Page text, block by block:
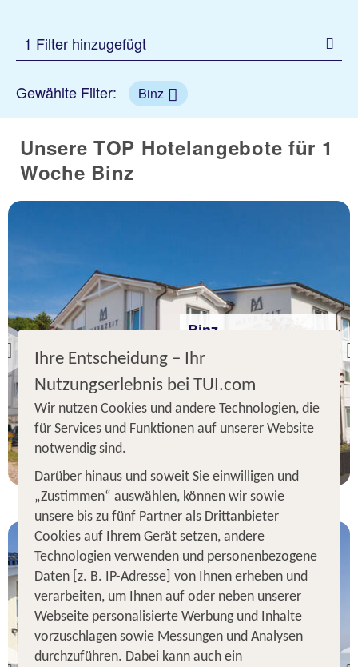
1 Filter hinzugefügt
Gewählte Filter: Binz
Unsere TOP Hotelangebote für 1
Woche Binz
Previous
Binz
100 % Weiterempfehlung
7 Nächte, ÜF, DZ
statt
343 €
Binz
Dorint Strandhotel Binz
Ihre Entscheidung – Ihr
Nutzungserlebnis bei TUI.com
Wir nutzen Cookies und andere Technologien, die
für Services und Funktionen auf unserer Website
notwendig sind.
Darüber hinaus und soweit Sie einwilligen und
„Zustimmen“ auswählen, können wir sowie
unsere bis zu fünf Partner als Drittanbieter
Cookies auf Ihrem Gerät setzen, andere
Technologien verwenden und personenbezogene
Daten [z. B. IP-Adresse] von Ihnen erheben und
verarbeiten, um Ihnen auf oder neben unserer
Webseite personalisierte Werbung und Inhalte
vorzuschlagen sowie Messungen und Analysen
durchzuführen. Dabei kann auch ein